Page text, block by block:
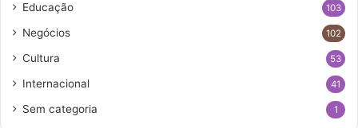
Educação 103
Negócios 102
Cultura 53
Internacional 41
Sem categoria 1